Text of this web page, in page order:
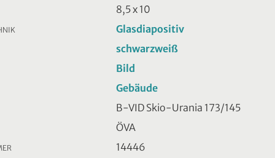
8,5 x 10
Glasdiapositiv
schwarzweiß
Bild
Gebäude
B-VID Skio-Urania 173/145
ÖVA
14446